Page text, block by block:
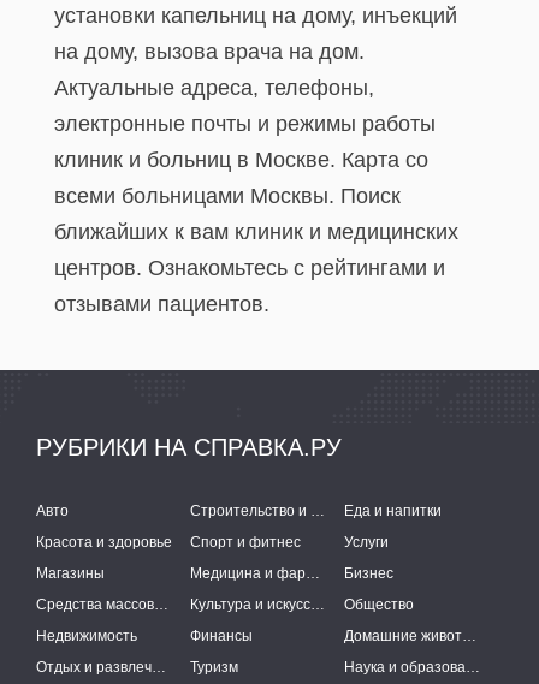
установки капельниц на дому, инъекций
на дому, вызова врача на дом.
Актуальные адреса, телефоны,
электронные почты и режимы работы
клиник и больниц в Москве. Карта со
всеми больницами Москвы. Поиск
ближайших к вам клиник и медицинских
центров. Ознакомьтесь с рейтингами и
отзывами пациентов.
РУБРИКИ НА СПРАВКА.РУ
Авто Строительство и ремонт
Еда и напитки
Красота и здоровье
Спорт и фитнес
Услуги
Магазины
Медицина и фармацевтика
Бизнес
Средства массовой информации
Культура и искусство
Общество
Недвижимость
Финансы
Домашние животные
Отдых и развлечения
Туризм Наука и образование